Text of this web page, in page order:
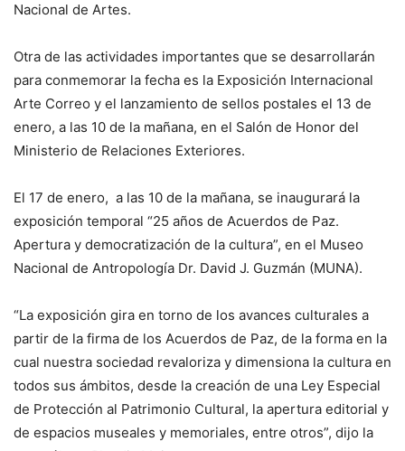
Nacional de Artes.
Otra de las actividades importantes que se desarrollarán
para conmemorar la fecha es la Exposición Internacional
Arte Correo y el lanzamiento de sellos postales el 13 de
enero, a las 10 de la mañana, en el Salón de Honor del
Ministerio de Relaciones Exteriores.
El 17 de enero, a las 10 de la mañana, se inaugurará la
exposición temporal “25 años de Acuerdos de Paz.
Apertura y democratización de la cultura”, en el Museo
Nacional de Antropología Dr. David J. Guzmán (MUNA).
“La exposición gira en torno de los avances culturales a
partir de la firma de los Acuerdos de Paz, de la forma en la
cual nuestra sociedad revaloriza y dimensiona la cultura en
todos sus ámbitos, desde la creación de una Ley Especial
de Protección al Patrimonio Cultural, la apertura editorial y
de espacios museales y memoriales, entre otros”, dijo la